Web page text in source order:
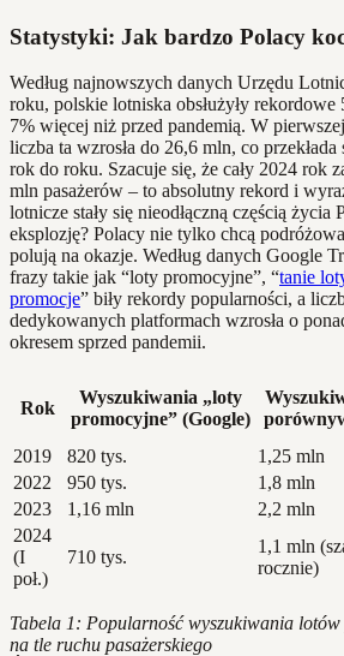
Statystyki: Jak bardzo Polacy
Według najnowszych danych Urzędu
roku, polskie lotniska obsłużyły
7% więcej niż przed pandemią. W
liczba ta wzrosła do 26,6 mln, co
rok do roku. Szacuje się, że cały 2024 rok
mln pasażerów – to absolutny rekord i
lotnicze stały się nieodłączną częścią życia
eksplozję? Polacy nie tylko chcą
polują na okazje. Według danych Google
frazy takie jak “loty promocyjne”, “tanie
promocje” biły rekordy popularności, a
dedykowanych platformach wzrosła o
okresem sprzed pandemii.
Rok
Wyszukiwania „loty
promocyjne” (Google)
2019
820 tys. 1,25 mln
2022
950 tys. 1,8 mln
2023
1,16 mln 2,2 mln
2024
(I
poł.)
710 tys.
1,1 mln
rocznie)
Tabela 1: Popularność wyszukiwania
na tle ruchu pasażerskiego